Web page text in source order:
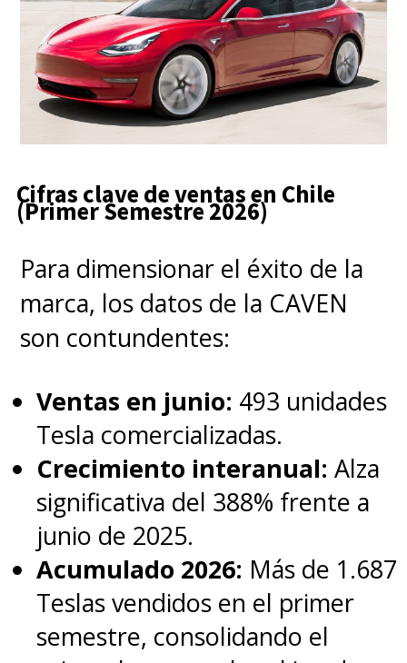
Cifras clave de ventas en Chile
(Primer Semestre 2026)
Para dimensionar el éxito de la
marca, los datos de la CAVEN
son contundentes:
Ventas en junio: 493 unidades
Tesla comercializadas.
Crecimiento interanual: Alza
significativa del 388% frente a
junio de 2025.
Acumulado 2026: Más de 1.687
Teslas vendidos en el primer
semestre, consolidando el